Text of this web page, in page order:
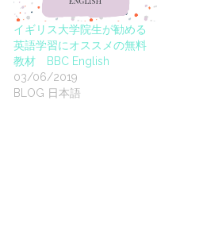
イギリス大学院生が勧める
英語学習にオススメの無料
教材 BBC English
03/06/2019
BLOG 日本語